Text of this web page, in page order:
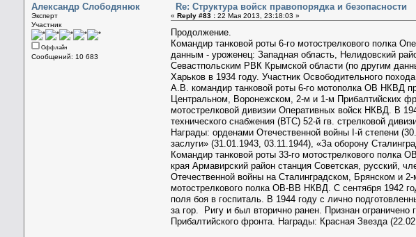
Александр Слободянюк
Эксперт
Участник
Оффлайн
Сообщений: 10 683
Re: Структура войск правопорядка и безопасности
«Reply #83 : 22 Мая 2013, 23:18:03 »
Продолжение.
Командир танковой роты 6-го мотострелкового полка
данным - уроженец: Западная область, Нелидовский
Севастпольским РВК Крымской области (по другим
Харьков в 1934 году. Участник Освободительного
А.В. командир танковой роты 6-го мотополка ОВ НКВД
Центральном, Воронежском, 2-м и 1-м Прибалтийских
мотострелковой дивизии Оперативных войск НКВД. В
технического снабжения (ВТС) 52-й гв. стрелковой
Награды: орденами Отечественной войны I-й степени
заслуги» (31.01.1943, 03.11.1944), «За оборону
Командир танковой роты 33-го мотострелкового полка
края Армавирский район станция Советская, русский,
Отечественной войны на Сталинградском, Брянском и
мотострелкового полка ОВ-ВВ НКВД. С сентября 1942
поля боя в госпиталь. В 1944 году с лично
за гор. Ригу и был вторично ранен. Признан ограничено
Прибалтийского фронта. Награды: Красная Звезда